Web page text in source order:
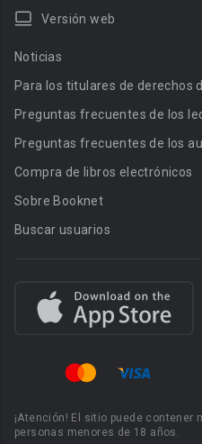
Versión web
Noticias
Para los titulares de derechos
Preguntas frecuentes de los
Preguntas frecuentes de los
Compra de libros electrónicos
Sobre Booknet
Buscar usuarios
¡Atención! El sitio puede contener
personas menores de 18 años.